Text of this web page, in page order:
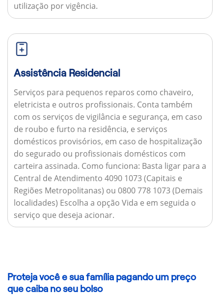
utilização por vigência.
Assistência Residencial
Serviços para pequenos reparos como chaveiro,
eletricista e outros profissionais. Conta também
com os serviços de vigilância e segurança, em caso
de roubo e furto na residência, e serviços
domésticos provisórios, em caso de hospitalização
do segurado ou profissionais domésticos com
carteira assinada. Como funciona: Basta ligar para a
Central de Atendimento 4090 1073 (Capitais e
Regiões Metropolitanas) ou 0800 778 1073 (Demais
localidades) Escolha a opção Vida e em seguida o
serviço que deseja acionar.
Proteja você e sua família pagando um preço
que caiba no seu bolso